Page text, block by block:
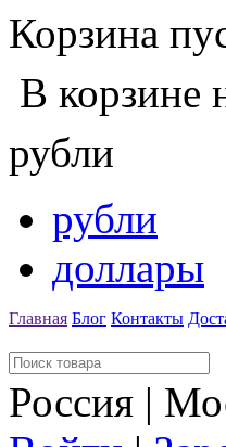
Корзина
В корзине
рубли
рубли
доллары
Главная Блог Контакты
Россия |